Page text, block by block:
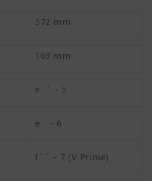
572 mm
103 mm
e´´ – 5
e´ – 6
f´´ – 7 (V Prime)